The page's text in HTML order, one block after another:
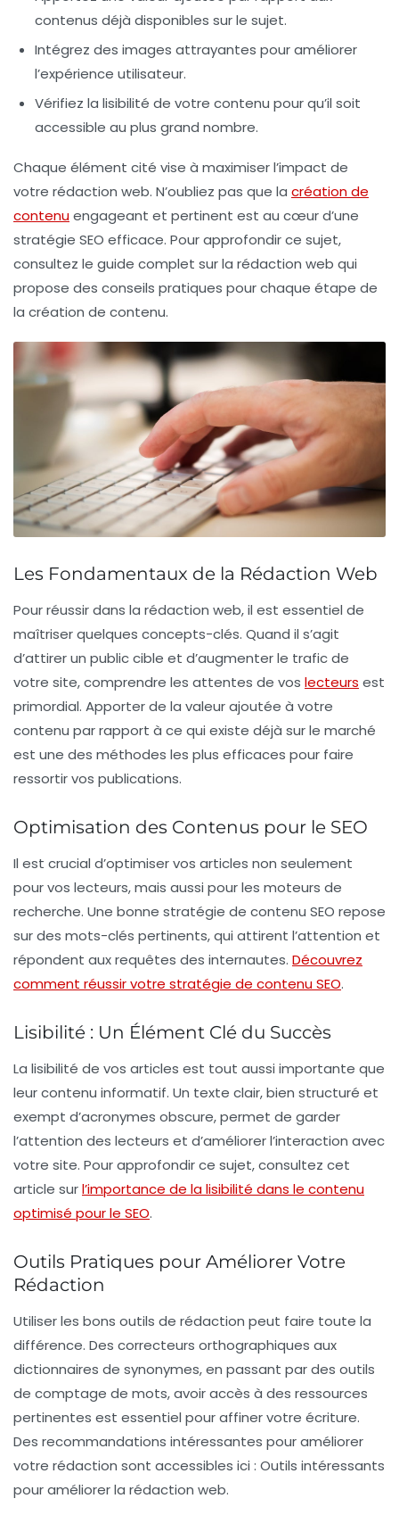
contenus déjà disponibles sur le sujet.
Intégrez des images attrayantes pour améliorer
l’expérience utilisateur.
Vérifiez la lisibilité de votre contenu pour qu’il soit
accessible au plus grand nombre.
Chaque élément cité vise à maximiser l’impact de
votre rédaction web. N’oubliez pas que la création de
contenuengageant et pertinent est au cœur d’une
stratégie SEO efficace. Pour approfondir ce sujet,
consultez le guide complet sur la rédaction web qui
propose des conseils pratiques pour chaque étape de
la création de contenu.
Les Fondamentaux de la Rédaction Web
Pour réussir dans la rédaction web, il est essentiel de
maîtriser quelques concepts-clés. Quand il s’agit
d’attirer un public cible et d’augmenter le trafic de
votre site, comprendre les attentes de vos lecteurs est
primordial. Apporter de la valeur ajoutée à votre
contenu par rapport à ce qui existe déjà sur le marché
est une des méthodes les plus efficaces pour faire
ressortir vos publications.
Optimisation des Contenus pour le SEO
Il est crucial d’optimiser vos articles non seulement
pour vos lecteurs, mais aussi pour les moteurs de
recherche. Une bonne stratégie de contenu SEO repose
sur des mots-clés pertinents, qui attirent l’attention et
répondent aux requêtes des internautes. Découvrez
comment réussir votre stratégie de contenu SEO.
Lisibilité : Un Élément Clé du Succès
La lisibilité de vos articles est tout aussi importante que
leur contenu informatif. Un texte clair, bien structuré et
exempt d’acronymes obscure, permet de garder
l’attention des lecteurs et d’améliorer l’interaction avec
votre site. Pour approfondir ce sujet, consultez cet
article surl’importance de la lisibilité dans le contenu
optimisé pour le SEO.
Outils Pratiques pour Améliorer Votre
Rédaction
Utiliser les bons outils de rédaction peut faire toute la
différence. Des correcteurs orthographiques aux
dictionnaires de synonymes, en passant par des outils
de comptage de mots, avoir accès à des ressources
pertinentes est essentiel pour affiner votre écriture.
Des recommandations intéressantes pour améliorer
votre rédaction sont accessibles ici : Outils intéressants
pour améliorer la rédaction web.